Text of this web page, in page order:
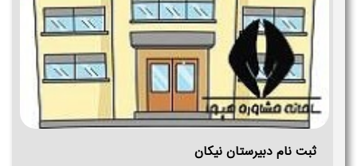
ثبت نام دبیرستان نیکان